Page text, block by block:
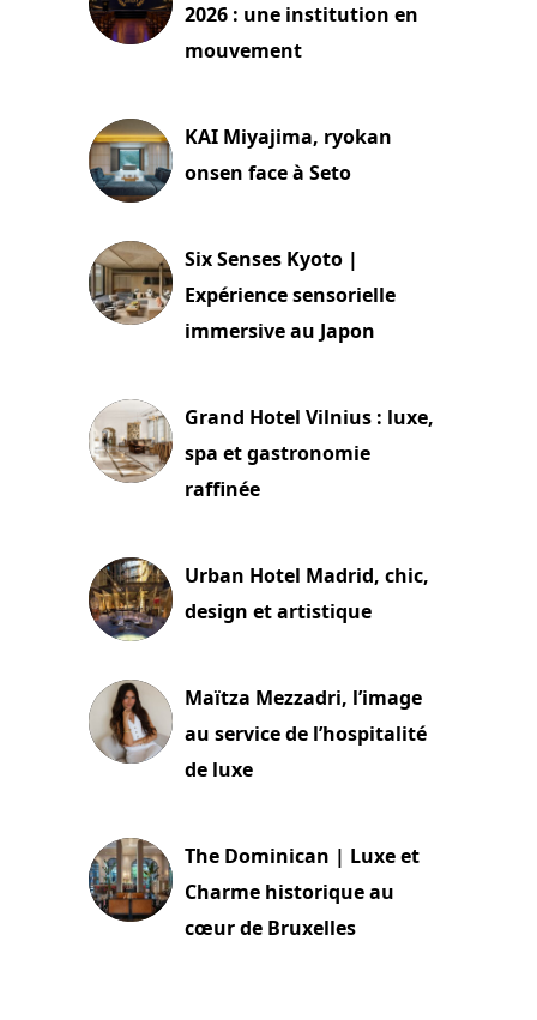
2026 : une institution en
mouvement
KAI Miyajima, ryokan
onsen face à Seto
Six Senses Kyoto |
Expérience sensorielle
immersive au Japon
Grand Hotel Vilnius : luxe,
spa et gastronomie
raffinée
Urban Hotel Madrid, chic,
design et artistique
Maïtza Mezzadri, l’image
au service de l’hospitalité
de luxe
The Dominican | Luxe et
Charme historique au
cœur de Bruxelles